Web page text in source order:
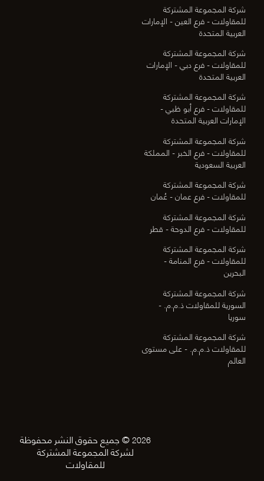
شركة المجموعة المشتركة
للمقاولات - فرع العين - الإمارات
العربية المتحدة
شركة المجموعة المشتركة
للمقاولات - فرع دبي - الإمارات
العربية المتحدة
شركة المجموعة المشتركة
للمقاولات - فرع أبو ظبي -
الإمارات العربية المتحدة
شركة المجموعة المشتركة
للمقاولات - فرع الخبر - المملكة
العربية السعودية
شركة المجموعة المشتركة
للمقاولات - فرع عمان - عُمان
شركة المجموعة المشتركة
للمقاولات - فرع الدوحة - قطر
شركة المجموعة المشتركة
للمقاولات - فرع المنامة -
البحرين
شركة المجموعة المشتركة
السورية للمقاولات ذ.م.م. -
سوريا
شركة المجموعة المشتركة
للمقاولات ذ.م.م. - على مستوى
العالم
2026© جميع حقوق النشر محفوظة
لشركة المجموعة المشتركة
للمقاولات